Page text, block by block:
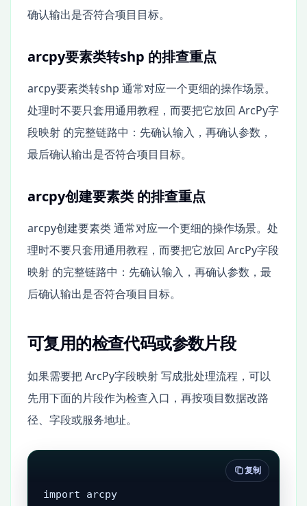
确认输出是否符合项目目标。
arcpy要素类转shp 的排查重点
arcpy要素类转shp 通常对应一个更细的操作场景。
处理时不要只套用通用教程，而要把它放回 ArcPy字
段映射 的完整链路中：先确认输入，再确认参数，
最后确认输出是否符合项目目标。
arcpy创建要素类 的排查重点
arcpy创建要素类 通常对应一个更细的操作场景。处
理时不要只套用通用教程，而要把它放回 ArcPy字段
映射 的完整链路中：先确认输入，再确认参数，最
后确认输出是否符合项目目标。
可复用的检查代码或参数片段
如果需要把 ArcPy字段映射 写成批处理流程，可以
先用下面的片段作为检查入口，再按项目数据改路
径、字段或服务地址。
import arcpy
复制